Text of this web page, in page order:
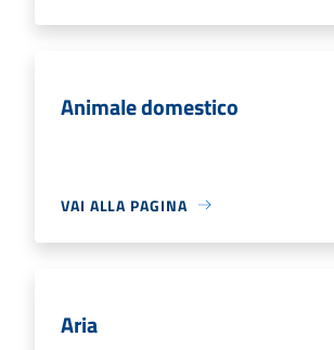
Animale domestico
VAI ALLA PAGINA
Aria